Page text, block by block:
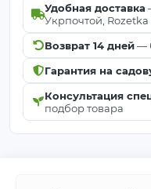
Удобная доставка
Укрпочтой,
Возврат 14 дней—
Гарантия на
Консультация
подбор товара